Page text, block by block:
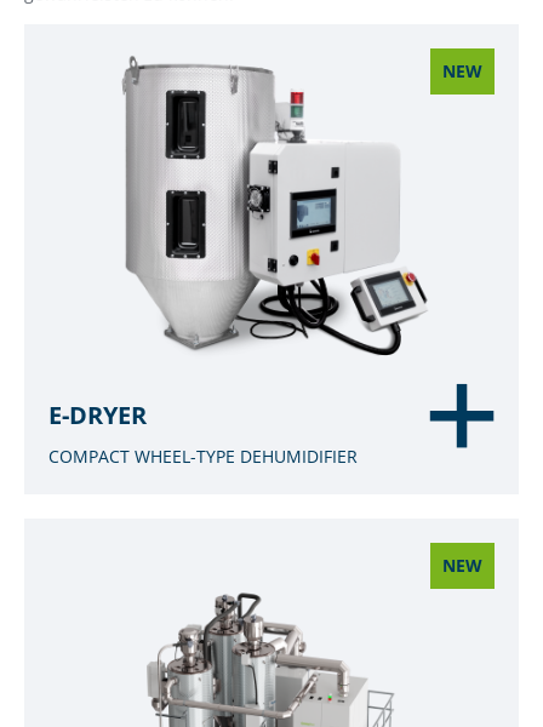
NEW
E-DRYER
COMPACT WHEEL-TYPE DEHUMIDIFIER
NEW